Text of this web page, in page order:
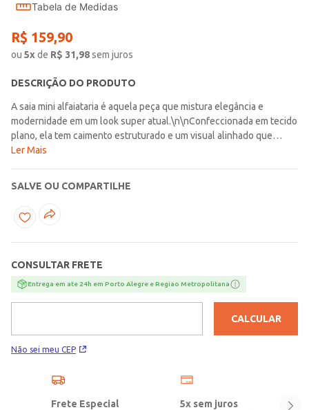
Tabela de Medidas
R$ 159,90
ou 5xde R$ 31,98sem juros
DESCRIÇÃO DO PRODUTO
A saia mini alfaiataria é aquela peça que mistura elegância e
modernidade em um look super atual.\n\nConfeccionada em tecido
plano, ela tem caimento estruturado e um visual alinhado que
valoriza a silhueta com muito estilo. O comprimento curto traz um
segurança no uso, além do zíper lateral, que facilita na hora de
vestir e mantém o acabamento clean. É o tipo de peça que transita
facilmente entre produções mais casuais e combinações mais
personalidade.
Ler Mais
SALVE OU COMPARTILHE
CONSULTAR FRETE
Entrega em ate 24h em Porto Alegre e Regiao Metropolitana
Não sei meu CEP
CALCULAR
Frete Especial 5x sem juros